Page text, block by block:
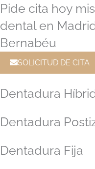
Pide cita hoy
dental en
Bernabéu
SOLICITUD DE CITA
Dentadura
Dentadura
Dentadura Fija